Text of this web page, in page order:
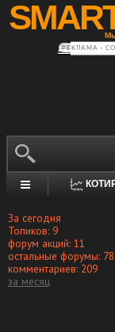
РЕКЛАМА •
За сегодня
Топиков: 9
форум акций: 11
остальные форумы: 78
комментариев: 209
за месяц